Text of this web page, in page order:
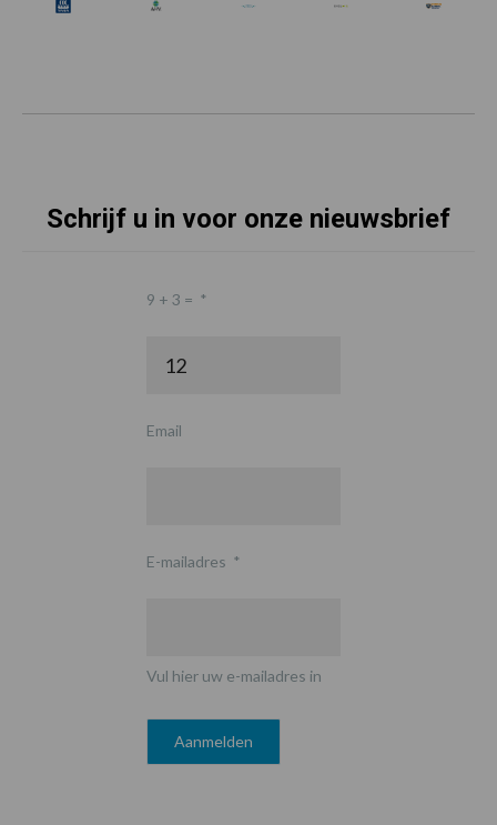
Schrijf u in voor onze nieuwsbrief
9 + 3 = *
Email
E-mailadres *
Vul hier uw e-mailadres in